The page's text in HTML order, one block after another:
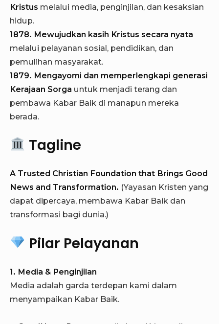
Kristus melalui media, penginjilan, dan kesaksian
hidup.
1878. Mewujudkan kasih Kristus secara nyata
melalui pelayanan sosial, pendidikan, dan
pemulihan masyarakat.
1879. Mengayomi dan memperlengkapi generasi
Kerajaan Sorga untuk menjadi terang dan
pembawa Kabar Baik di manapun mereka
berada.
Tagline
A Trusted Christian Foundation that Brings Good
News and Transformation. (Yayasan Kristen yang
dapat dipercaya, membawa Kabar Baik dan
transformasi bagi dunia.)
Pilar Pelayanan
1. Media & Penginjilan
Media adalah garda terdepan kami dalam
menyampaikan Kabar Baik.